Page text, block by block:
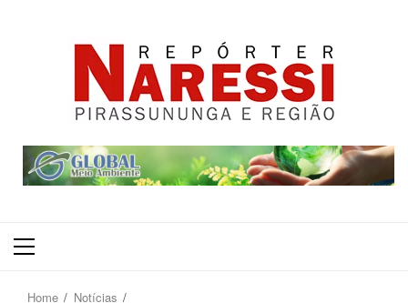
Primary
Home
Notícias